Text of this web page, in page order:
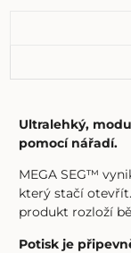
Ultralehký,
pomocí nářadí.
MEGA SEG™
který stačí
produkt rozloží
Potisk je